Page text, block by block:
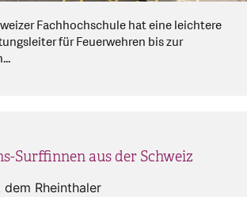
Fachhochschule hat eine leichtere
für Feuerwehren bis zur
Surffinnen aus der Schweiz
dem Rheinthaler